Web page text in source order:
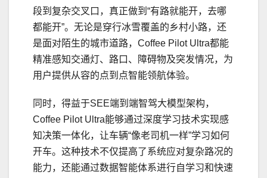
段到复杂交叉口，真正做到“有路就能开，去哪
都能开”。无论是穿行冰雪覆盖的乡村小路，还
是面对陌生的城市道路，Coffee Pilot Ultra都能
精准感知交通灯、路口、障碍物及突发情况，为
用户提供从容的点到点智能领航体验。
同时，得益于SEE端到端智驾大模型架构，
Coffee Pilot Ultra能够通过深度学习技术实现感
知决策一体化，让车辆“像老司机一样”学习如何
开车。这种技术不仅提高了系统应对复杂路况的
能力，还能通过数据智能体系进行自学习和快速